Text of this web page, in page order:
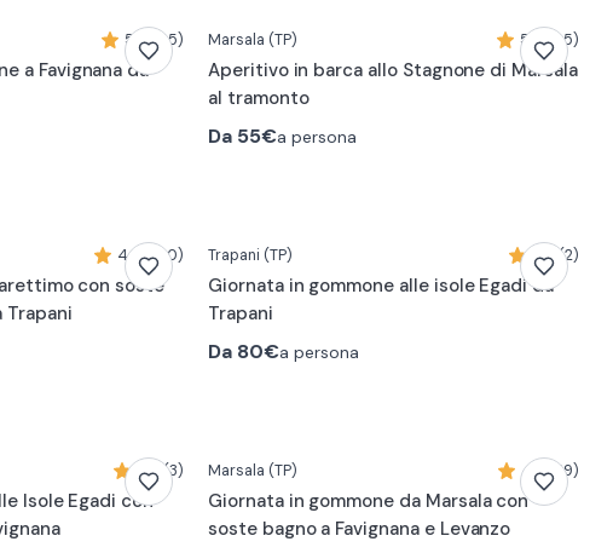
5,0 (45)
a Favignana da
Marsala (TP) 5,0 (45)
Aperitivo in barca allo Stagnone di Marsala
al tramonto
Da 55€a persona
4,3 (790)
con soste
Trapani
Trapani (TP) 5,0 (2)
Giornata in gommone alle isole Egadi da
Trapani
Da 80€a persona
5,0 (3)
Isole Egadi con
Marsala (TP) 4,9 (59)
Giornata in gommone da Marsala con
soste bagno a Favignana e Levanzo